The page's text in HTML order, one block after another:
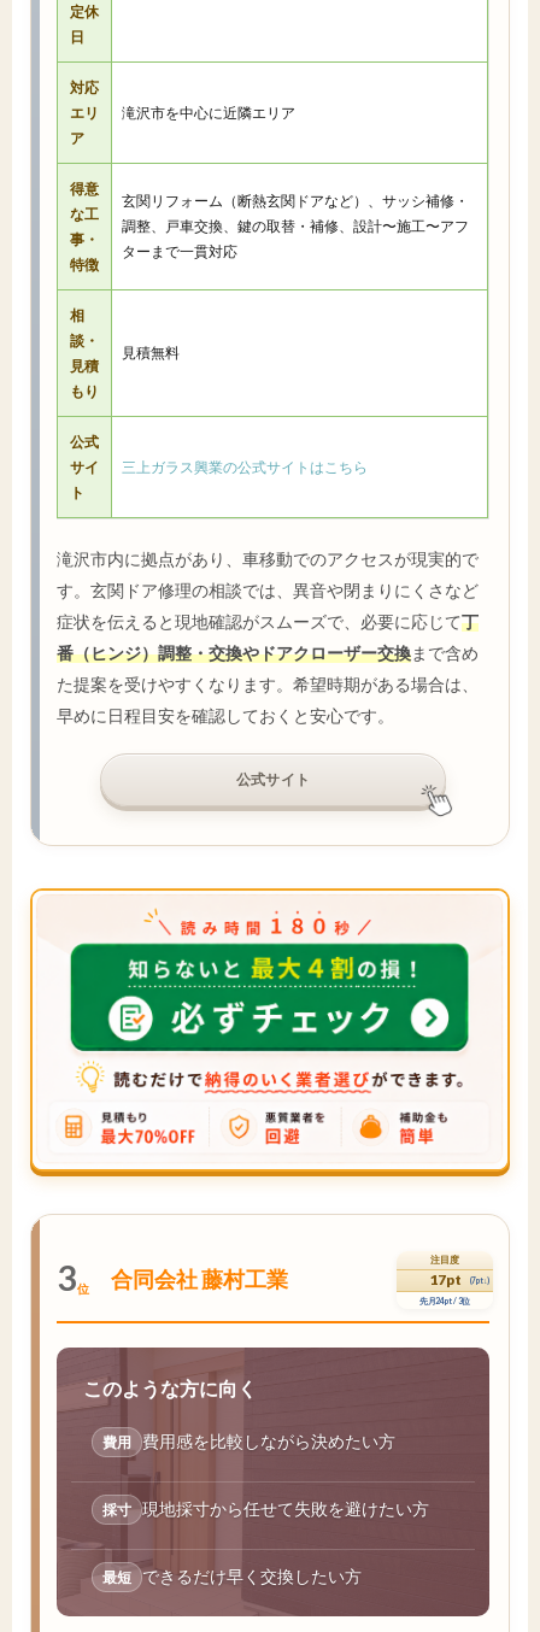
定休
日
対応
エリ
ア
滝沢市を中心に近隣エリア
得意
な工
事・
特徴
玄関リフォーム（断熱玄関ドアなど）、サッシ補修・
調整、戸車交換、鍵の取替・補修、設計〜施工〜アフ
ターまで一貫対応
相
談・
見積
もり
見積無料
公式
サイ
ト
三上ガラス興業の公式サイトはこちら
滝沢市内に拠点があり、車移動でのアクセスが現実的で
す。玄関ドア修理の相談では、異音や閉まりにくさなど
症状を伝えると現地確認がスムーズで、必要に応じて丁
番（ヒンジ）調整・交換やドアクローザー交換まで含め
た提案を受けやすくなります。希望時期がある場合は、
早めに日程目安を確認しておくと安心です。
公式サイト
3位 合同会社 藤村工業
注目度
17pt (7pt↓)
先月24pt / 3位
このような方に向く
費用 費用感を比較しながら決めたい方
採寸 現地採寸から任せて失敗を避けたい方
最短 できるだけ早く交換したい方